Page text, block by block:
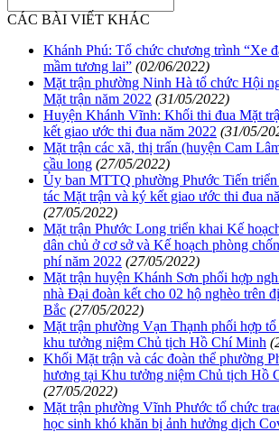
CÁC BÀI VIẾT KHÁC
Khánh Phú: Tổ chức chương trình “Xe
mầm tương lai” (02/06/2022)
Mặt trận phường Ninh Hà tổ chức Hội
Mặt trận năm 2022 (31/05/2022)
Huyện Khánh Vĩnh: Khối thi đua Mặt
kết giao ước thi đua năm 2022 (31/05/
Mặt trận các xã, thị trấn (huyện Cam
cầu long (27/05/2022)
Ủy ban MTTQ phường Phước Tiến
tác Mặt trận và ký kết giao ước thi đua
(27/05/2022)
Mặt trận Phước Long triển khai Kế
dân chủ ở cơ sở và Kế hoạch phòng
phí năm 2022 (27/05/2022)
Mặt trận huyện Khánh Sơn phối hợp
nhà Đại đoàn kết cho 02 hộ nghèo trên
Bắc (27/05/2022)
Mặt trận phường Vạn Thạnh phối hợp
khu tưởng niệm Chủ tịch Hồ Chí Minh
Khối Mặt trận và các đoàn thể phường
hương tại Khu tưởng niệm Chủ tịch Hồ
(27/05/2022)
Mặt trận phường Vĩnh Phước tổ chức
học sinh khó khăn bị ảnh hưởng dịch